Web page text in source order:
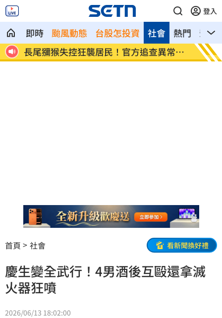
登入
即時 颱風動態 台股怎投資 熱門 影音
社會
、
長尾獼猴失控狂襲居民！官方追查異常原
因
伊波
首頁 社會 看新聞換好禮
慶生變全武行！4男酒後互毆還拿滅
火器狂噴
2026/06/13 18:02:00